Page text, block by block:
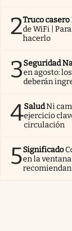
2Truco casero
de WiFi |
hacerlo
3Seguridad
en agosto:
deberán
4SaludNi
ejercicio
circulación
5Significado
en la